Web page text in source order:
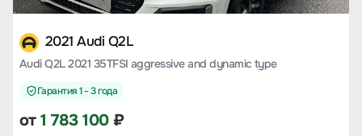
2021 Audi Q2L
Audi Q2L 2021 35TFSI aggressive and dynamic type
Гарантия 1 - 3 года
от1 783 100₽